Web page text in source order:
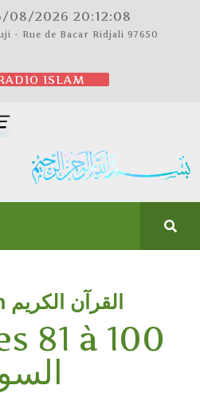
08/2026 20:12:08
- Rue de Bacar Ridjali 97650
ISLAM
Le Coran القرآن الكريم
81 à 100